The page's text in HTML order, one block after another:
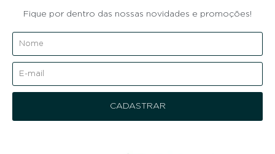
Fique por dentro das nossas novidades e promoções!